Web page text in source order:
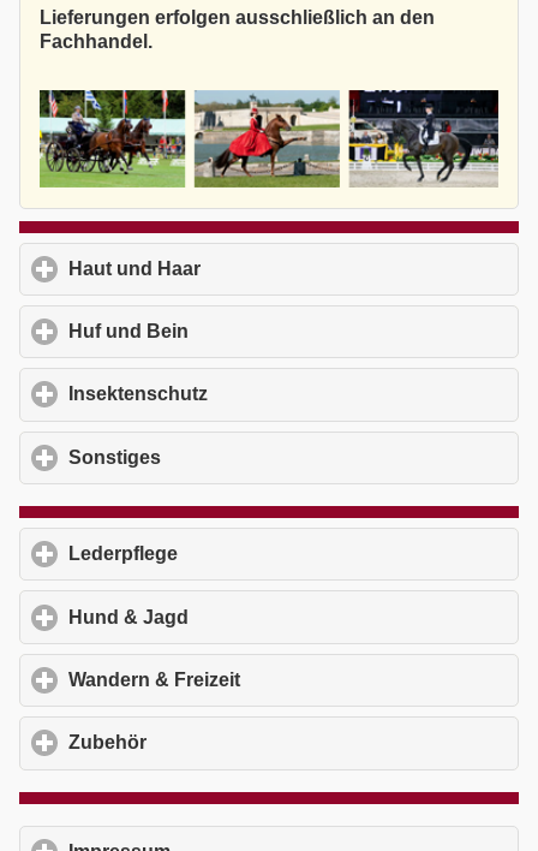
Lieferungen erfolgen ausschließlich an den
Fachhandel.
Haut und Haar
Huf und Bein
Insektenschutz
Sonstiges
Lederpflege
Hund & Jagd
Wandern & Freizeit
Zubehör